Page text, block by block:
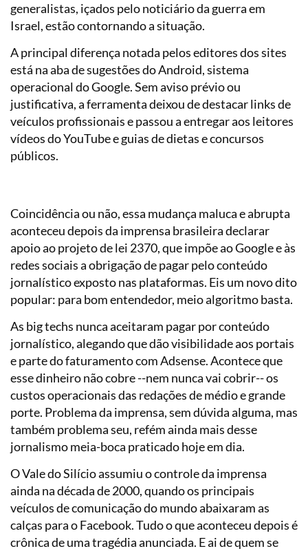
generalistas, içados pelo noticiário da guerra em
Israel, estão contornando a situação.
A principal diferença notada pelos editores dos sites
está na aba de sugestões do Android, sistema
operacional do Google. Sem aviso prévio ou
justificativa, a ferramenta deixou de destacar links de
veículos profissionais e passou a entregar aos leitores
vídeos do YouTube e guias de dietas e concursos
públicos.
Coincidência ou não, essa mudança maluca e abrupta
aconteceu depois da imprensa brasileira declarar
apoio ao projeto de lei 2370, que impõe ao Google e às
redes sociais a obrigação de pagar pelo conteúdo
jornalístico exposto nas plataformas. Eis um novo dito
popular: para bom entendedor, meio algoritmo basta.
As big techs nunca aceitaram pagar por conteúdo
jornalístico, alegando que dão visibilidade aos portais
e parte do faturamento com Adsense. Acontece que
esse dinheiro não cobre --nem nunca vai cobrir-- os
custos operacionais das redações de médio e grande
porte. Problema da imprensa, sem dúvida alguma, mas
também problema seu, refém ainda mais desse
jornalismo meia-boca praticado hoje em dia.
O Vale do Silício assumiu o controle da imprensa
ainda na década de 2000, quando os principais
veículos de comunicação do mundo abaixaram as
calças para o Facebook. Tudo o que aconteceu depois é
crônica de uma tragédia anunciada. E ai de quem se